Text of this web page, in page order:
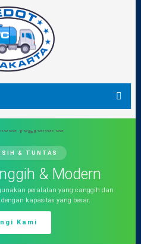
& TUNTAS
& Modern
peralatan yang canggih dan
kapasitas yang besar.
Kami